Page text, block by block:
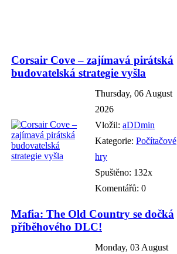
Corsair Cove – zajímavá pirátská
budovatelská strategie vyšla
Thursday, 06 August
2026
Vložil: aDDmin
Kategorie: Počítačové
hry
Spuštěno: 132x
Komentářů: 0
Mafia: The Old Country se dočká
příběhového DLC!
Monday, 03 August